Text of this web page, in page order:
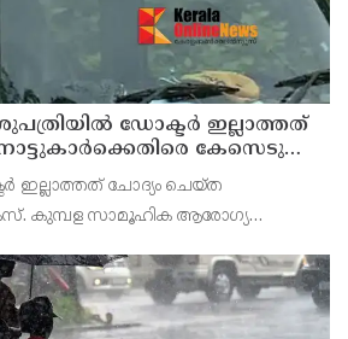
ഡോക്ടർ ഇല്ലാത്തത്
കേസെടുത്ത്
ഇല്ലാത്തത് ചോദ്യം ചെയ്ത
കുമ്പള സാമൂഹിക ആരോഗ്യ
നാട്ടുകാരുടെ പ്രതിഷേധത്തിന്